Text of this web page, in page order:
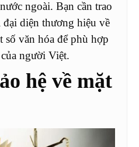
ngoài. Bạn cần trao
diện thương hiệu về
số văn hóa để phù hợp
người Việt.
hệ về mặt